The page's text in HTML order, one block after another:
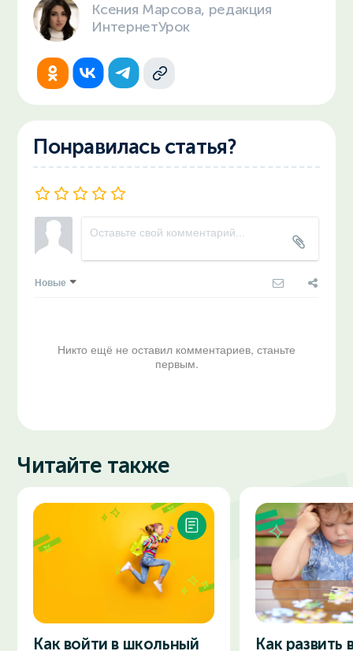
Ксения Марсова, редакция
ИнтернетУрок
Понравилась статья?
Новые
Никто ещё не оставил комментариев, станьте
первым.
Читайте также
Как войти в школьный
Как развить